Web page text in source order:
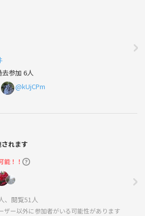
参加 6人
@kUjCPm
れます
能！！
、閲覧51人
ザー以外に参加者がいる可能性があります